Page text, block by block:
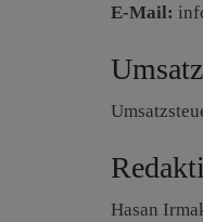
E-Mail:
Hasan